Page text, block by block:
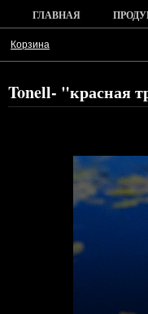
ГЛАВНАЯ
Корзина
Tonell- "красная